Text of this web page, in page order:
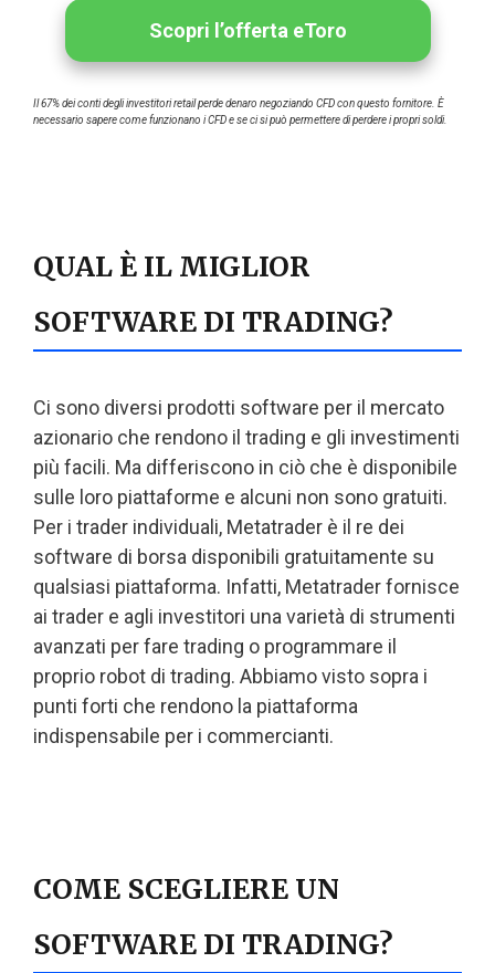
Scopri l’offerta eToro
Il 67% dei conti degli investitori retail perde denaro negoziando CFD con questo fornitore. È
necessario sapere come funzionano i CFD e se ci si può permettere di perdere i propri soldi.
QUAL È IL MIGLIOR
SOFTWARE DI TRADING?
Ci sono diversi prodotti software per il mercato
azionario che rendono il trading e gli investimenti
più facili. Ma differiscono in ciò che è disponibile
sulle loro piattaforme e alcuni non sono gratuiti.
Per i trader individuali, Metatrader è il re dei
software di borsa disponibili gratuitamente su
qualsiasi piattaforma. Infatti, Metatrader fornisce
ai trader e agli investitori una varietà di strumenti
avanzati per fare trading o programmare il
proprio robot di trading. Abbiamo visto sopra i
punti forti che rendono la piattaforma
indispensabile per i commercianti.
COME SCEGLIERE UN
SOFTWARE DI TRADING?